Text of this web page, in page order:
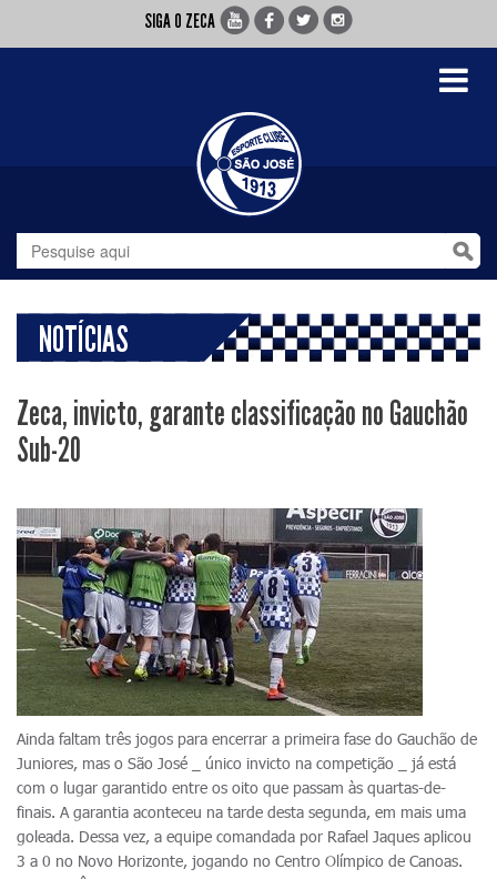
SIGA O ZECA
Toggle
NOTÍCIAS
Zeca, invicto, garante classificação no Gauchão
Sub-20
Ainda faltam três jogos para encerrar a primeira fase do Gauchão de
Juniores, mas o São José _ único invicto na competição _ já está
com o lugar garantido entre os oito que passam às quartas-de-
finais. A garantia aconteceu na tarde desta segunda, em mais uma
goleada. Dessa vez, a equipe comandada por Rafael Jaques aplicou
3 a 0 no Novo Horizonte, jogando no Centro Olímpico de Canoas.